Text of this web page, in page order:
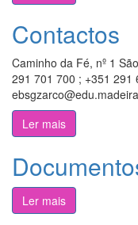
Contactos
Caminho da Fé, nº 1
291 701 700 ; +351 291
Ler mais
Ler mais